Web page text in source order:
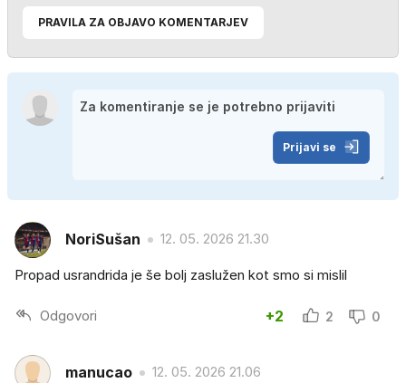
PRAVILA ZA OBJAVO KOMENTARJEV
Prijavi se
NoriSušan 12. 05. 2026 21.30
Propad usrandrida je še bolj zaslužen kot smo si mislil
Odgovori +2 2 0
manucao 12. 05. 2026 21.06